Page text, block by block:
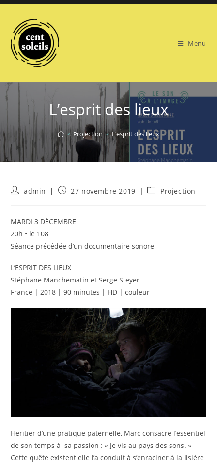
Skip
content
Menu
L’esprit des lieux
> Projection > L’esprit des lieux
Auteur/autrice
publication :
admin
Publication
27 novembre 2019
PostProjection
MARDI 3 DÉCEMBRE
20h • le 108
Séance précédée d’un documentaire sonore
L’ESPRIT DES LIEUX
Stéphane Manchematin et Serge Steyer
France | 2018 | 90 minutes | HD | couleur
Héritier d’une pratique paternelle, Marc consacre l’essentiel
de son temps à sa passion : « Je vis au pays des sons. »
Cette quête existentielle l’a conduit à s’enraciner à la lisière